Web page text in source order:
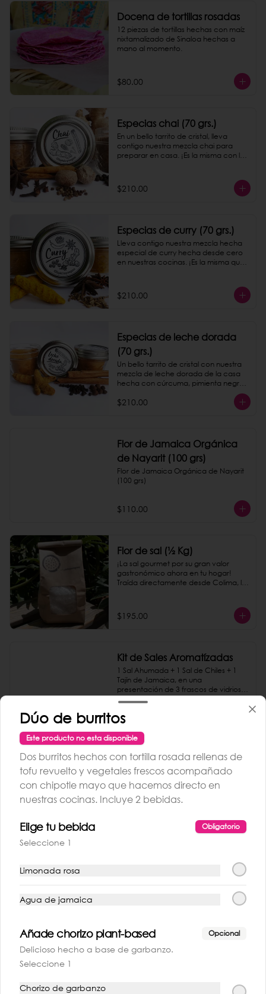
Docena de tortillas rosadas
12 piezas de tortillas hechas con maíz
nixtamalizado de Sinaloa hechas a
mano al momento.
$80.00
Especias chai (70 grs.)
En un bello tarrito de cristal, lleva
contigo nuestra mezcla chai para
preparar en casa. ¡Es la misma con la
$210.00
Especias de curry (70 grs.)
Lleva contigo nuestra mezcla hecha
especial de curry hecha desde cero
en nuestras cocinas. ¡Es la misma que
$210.00
Especias de leche dorada
(70 grs.)
Un bello tarrito de cristal con nuestra
mezcla de leche dorada de la casa
hecha con cúrcuma, pimienta negra
$210.00
Flor de Jamaica Orgánica
de Nayarit (100 grs)
Flor de Jamaica Orgánica de Nayarit
(100 grs)
$110.00
Flor de sal (½ Kg)
¡La sal gourmet por su gran valor
gastronómico ahora en tu hogar!
Traída directamente desde Colima, le
$195.00
Kit de Sales Aromatízadas
1 Sal Ahumada + 1 Sal de Chiles + 1
Tajín de Jamaica, en una
presentación de 3 frascos de vidrios
sobre una base de madera.
$710.00
Conócenos
Despachos
Política de privacidad
Redes sociales
Instagram
Dúo de burritos
Este producto no esta disponible
Dos burritos hechos con tortilla rosada rellenas de
tofu revuelto y vegetales frescos acompañado
con chipotle mayo que hacemos directo en
nuestras cocinas. Incluye 2 bebidas.
Elige tu bebida Obligatorio
Seleccione 1
Limonada rosa
Agua de jamaica
Añade chorizo plant-based Opcional
Delicioso hecho a base de garbanzo.
Seleccione 1
Chorizo de garbanzo